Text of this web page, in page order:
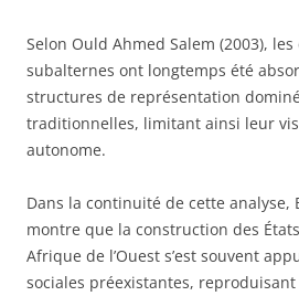
Selon Ould Ahmed Salem (2003),
subalternes ont longtemps été
structures de représentation
traditionnelles, limitant ainsi leur
autonome.
Dans la continuité de cette analyse,
montre que la construction des
Afrique de l’Ouest s’est souvent
sociales préexistantes,